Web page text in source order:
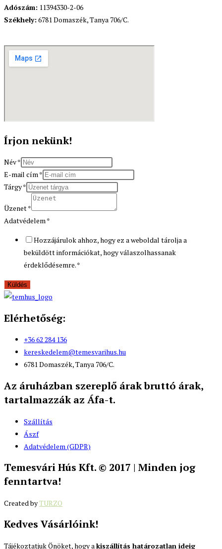
Adószám: 11394330-2-06
Székhely: 6781 Domaszék, Tanya 706/C.
Írjon nekünk!
Név*
E-mail cím*
Tárgy*
Üzenet*
Adatvédelem*
Hozzájárulok ahhoz, hogy ez a weboldal tárolja a
beküldött információkat, hogy válaszolhassanak
érdeklődésemre.*
Küldés
Elérhetőség:
+36 62 284 136
kereskedelem@temesvarihus.hu
6781 Domaszék, Tanya 706/C.
Az áruházban szereplő árak bruttó árak,
tartalmazzák az Áfa-t.
Szállítás
Ászf
Adatvédelem (GDPR)
Temesvári Hús Kft. © 2017 | Minden jog
fenntartva!
Created byTURZO
Kedves Vásárlóink!
Tájékoztatjuk Önöket, hogy akiszállítás határozatlan ideig